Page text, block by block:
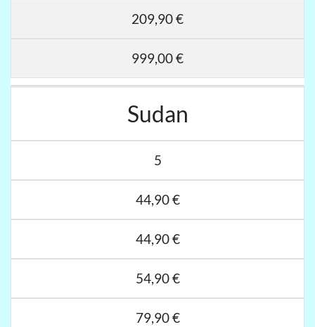
209,90 €
999,00 €
Sudan
5
44,90 €
44,90 €
54,90 €
79,90 €